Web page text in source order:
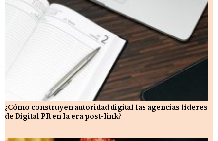
¿Cómo construyen autoridad digital las agencias líderes
de Digital PR en la era post-link?